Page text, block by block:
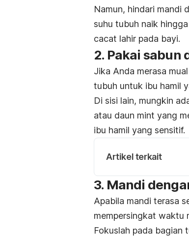
Namun, hindari mandi
suhu tubuh naik
cacat lahir pada bayi.
2. Pakai sabun
Jika Anda merasa
tubuh untuk ibu hamil
Di sisi lain, mungkin
atau daun mint yang
ibu hamil yang sensitif.
Artikel terkait
3. Mandi
Apabila mandi terasa
mempersingkat waktu
Fokuslah pada bagian